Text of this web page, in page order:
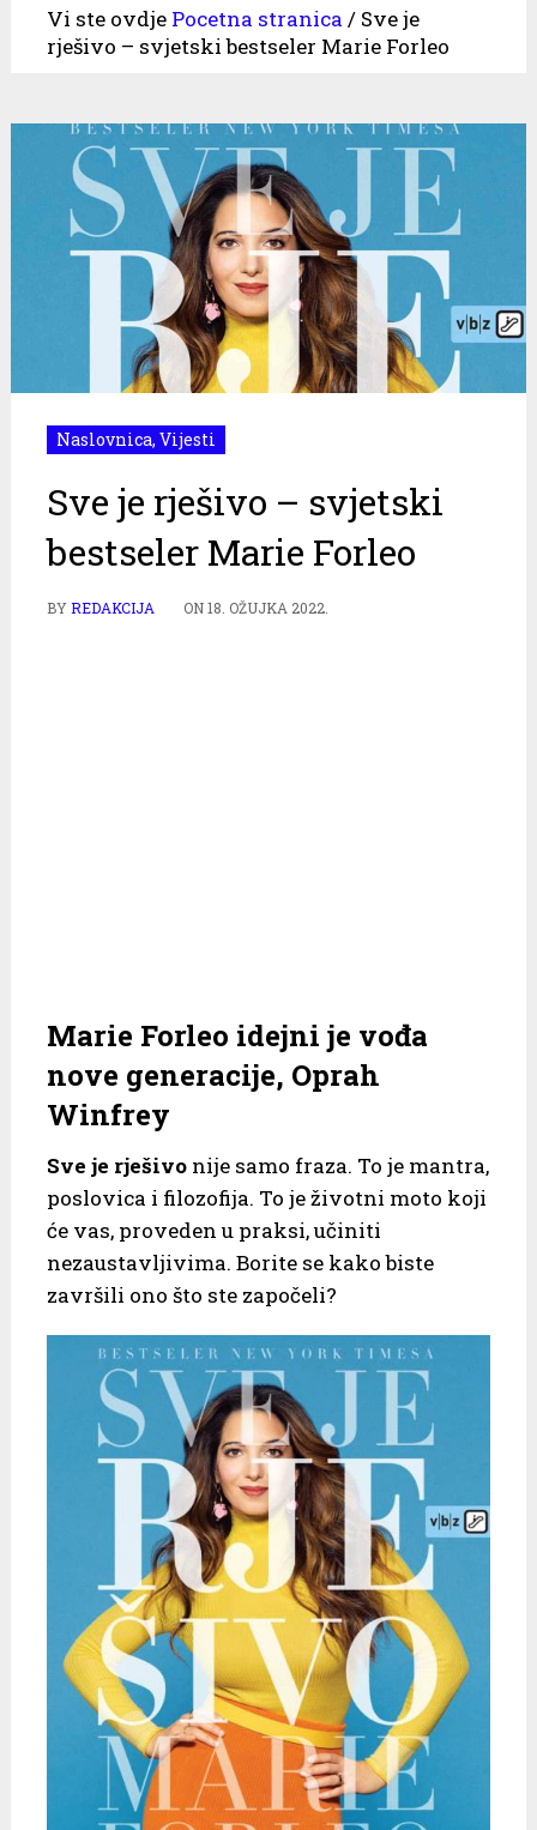
Vi ste ovdje Pocetna stranica / Sve je
rješivo – svjetski bestseler Marie Forleo
Naslovnica, Vijesti
Sve je rješivo – svjetski
bestseler Marie Forleo
BYREDAKCIJA ON18. OŽUJKA 2022.
Marie Forleo idejni je vođa
nove generacije, Oprah
Winfrey
Sve je rješivonije samo fraza. To je mantra,
poslovica i filozofija. To je životni moto koji
će vas, proveden u praksi, učiniti
nezaustavljivima. Borite se kako biste
završili ono što ste započeli?